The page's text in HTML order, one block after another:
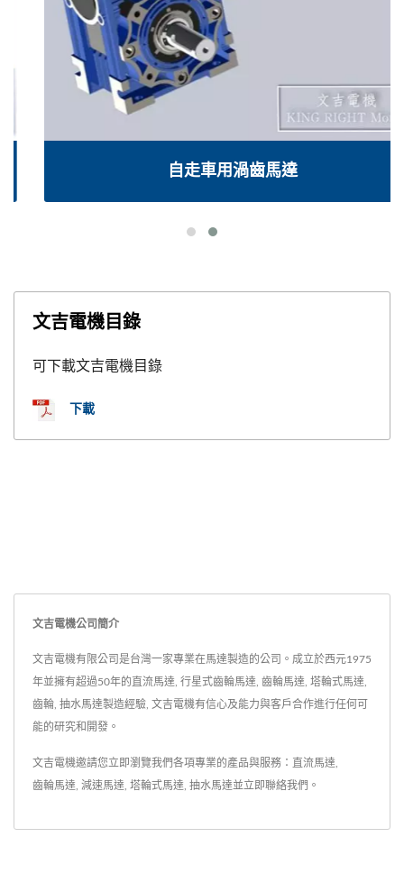
自走車用渦齒馬達
文吉電機目錄
可下載文吉電機目錄
下載
文吉電機公司簡介
文吉電機有限公司是台灣一家專業在馬達製造的公司。成立於西元1975
年並擁有超過50年的直流馬達, 行星式齒輪馬達, 齒輪馬達, 塔輪式馬達,
齒輪, 抽水馬達製造經驗, 文吉電機有信心及能力與客戶合作進行任何可
能的研究和開發。
文吉電機邀請您立即瀏覽我們各項專業的產品與服務： 直流馬達
齒輪馬達 減速馬達 塔輪式馬達 抽水馬達並立即聯絡我們 。